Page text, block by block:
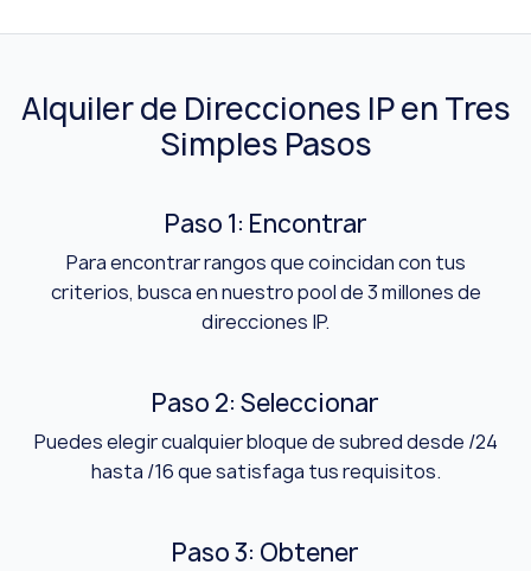
Alquiler de Direcciones IP en Tres
Simples Pasos
Paso 1: Encontrar
Para encontrar rangos que coincidan con tus
criterios, busca en nuestro pool de 3 millones de
direcciones IP.
Paso 2: Seleccionar
Puedes elegir cualquier bloque de subred desde /24
hasta /16 que satisfaga tus requisitos.
Paso 3: Obtener